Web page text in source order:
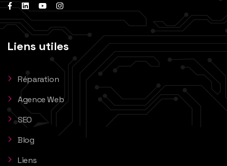
Liens utiles
Réparation
Agence Web
SEO
Blog
Liens